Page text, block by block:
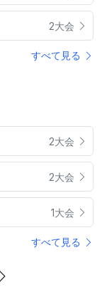
2大会
すべて見る
2大会
2大会
1大会
すべて見る